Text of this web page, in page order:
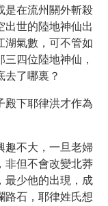
是在流州關外斬殺
出世的陸地神仙出
湖氣數，可不管如
四位陸地神仙，
去了哪裏？
殿下耶律洪才作為
趣不大，一旦老婦
非但不會改變北莽
最少他的出現，成
路石，耶律姓氏想